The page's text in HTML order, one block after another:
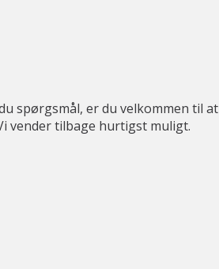
spørgsmål, er du velkommen til at
vender tilbage hurtigst muligt.